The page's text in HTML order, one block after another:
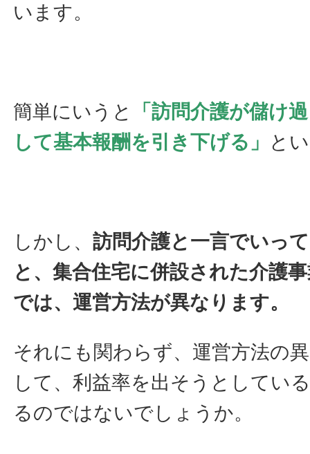
います。
簡単にいうと
「訪問介護が儲け
して基本報酬を引き下げる」
と
しかし、訪問介護と一言でいっ
と、集合住宅に併設された介護
では、運営方法が異なります。
それにも関わらず、運営方法の
して、利益率を出そうとしてい
るのではないでしょうか。